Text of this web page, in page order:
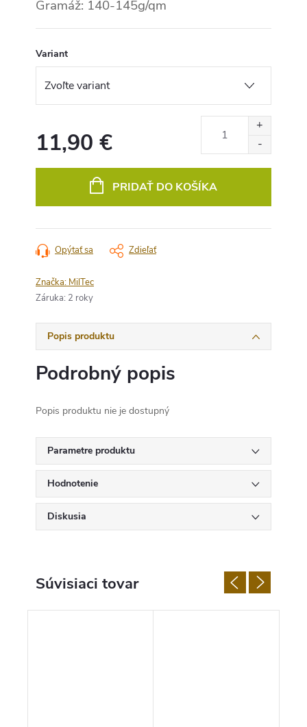
Gramáž: 140-145g/qm
Variant
11,90 €
PRIDAŤ DO KOŠÍKA
Opýtať sa Zdieľať
Značka: MilTec
Záruka: 2 roky
Popis produktu
Podrobný popis
Popis produktu nie je dostupný
Parametre produktu
Hodnotenie
Diskusia
Súvisiaci tovar